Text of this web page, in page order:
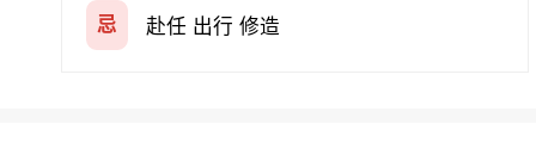
忌 赴任 出行 修造